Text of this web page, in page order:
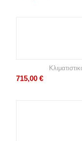
715,00 €